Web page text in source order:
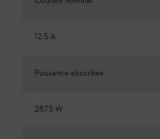
12.5 A
Puissance absorbée
2875 W